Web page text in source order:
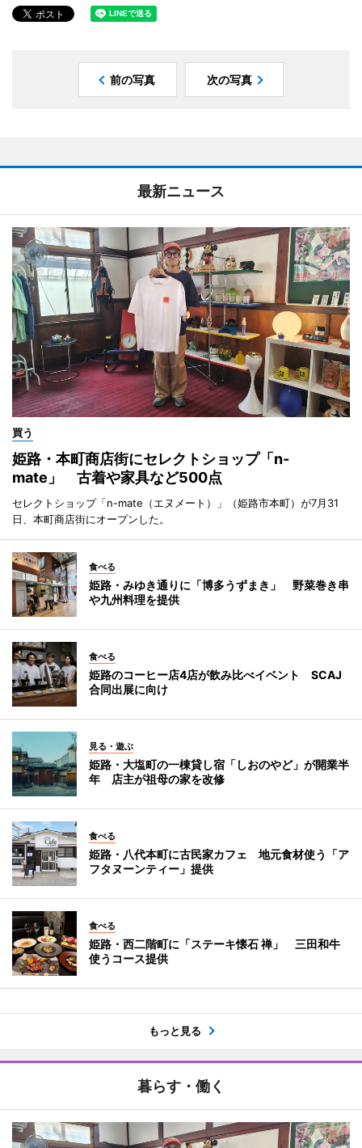
前の写真 次の写真
最新ニュース
買う
姫路・本町商店街にセレクトショップ「n-
mate」 古着や家具など500点
セレクトショップ「n-mate（エヌメート）」（姫路市本町）が7月31
日、本町商店街にオープンした。
食べる
姫路・みゆき通りに「博多うずまき」 野菜巻き串
や九州料理を提供
食べる
姫路のコーヒー店4店が飲み比べイベント SCAJ
合同出展に向け
見る・遊ぶ
姫路・大塩町の一棟貸し宿「しおのやど」が開業半
年 店主が祖母の家を改修
食べる
姫路・八代本町に古民家カフェ 地元食材使う「ア
フタヌーンティー」提供
食べる
姫路・西二階町に「ステーキ懐石 禅」 三田和牛
使うコース提供
もっと見る
暮らす・働く